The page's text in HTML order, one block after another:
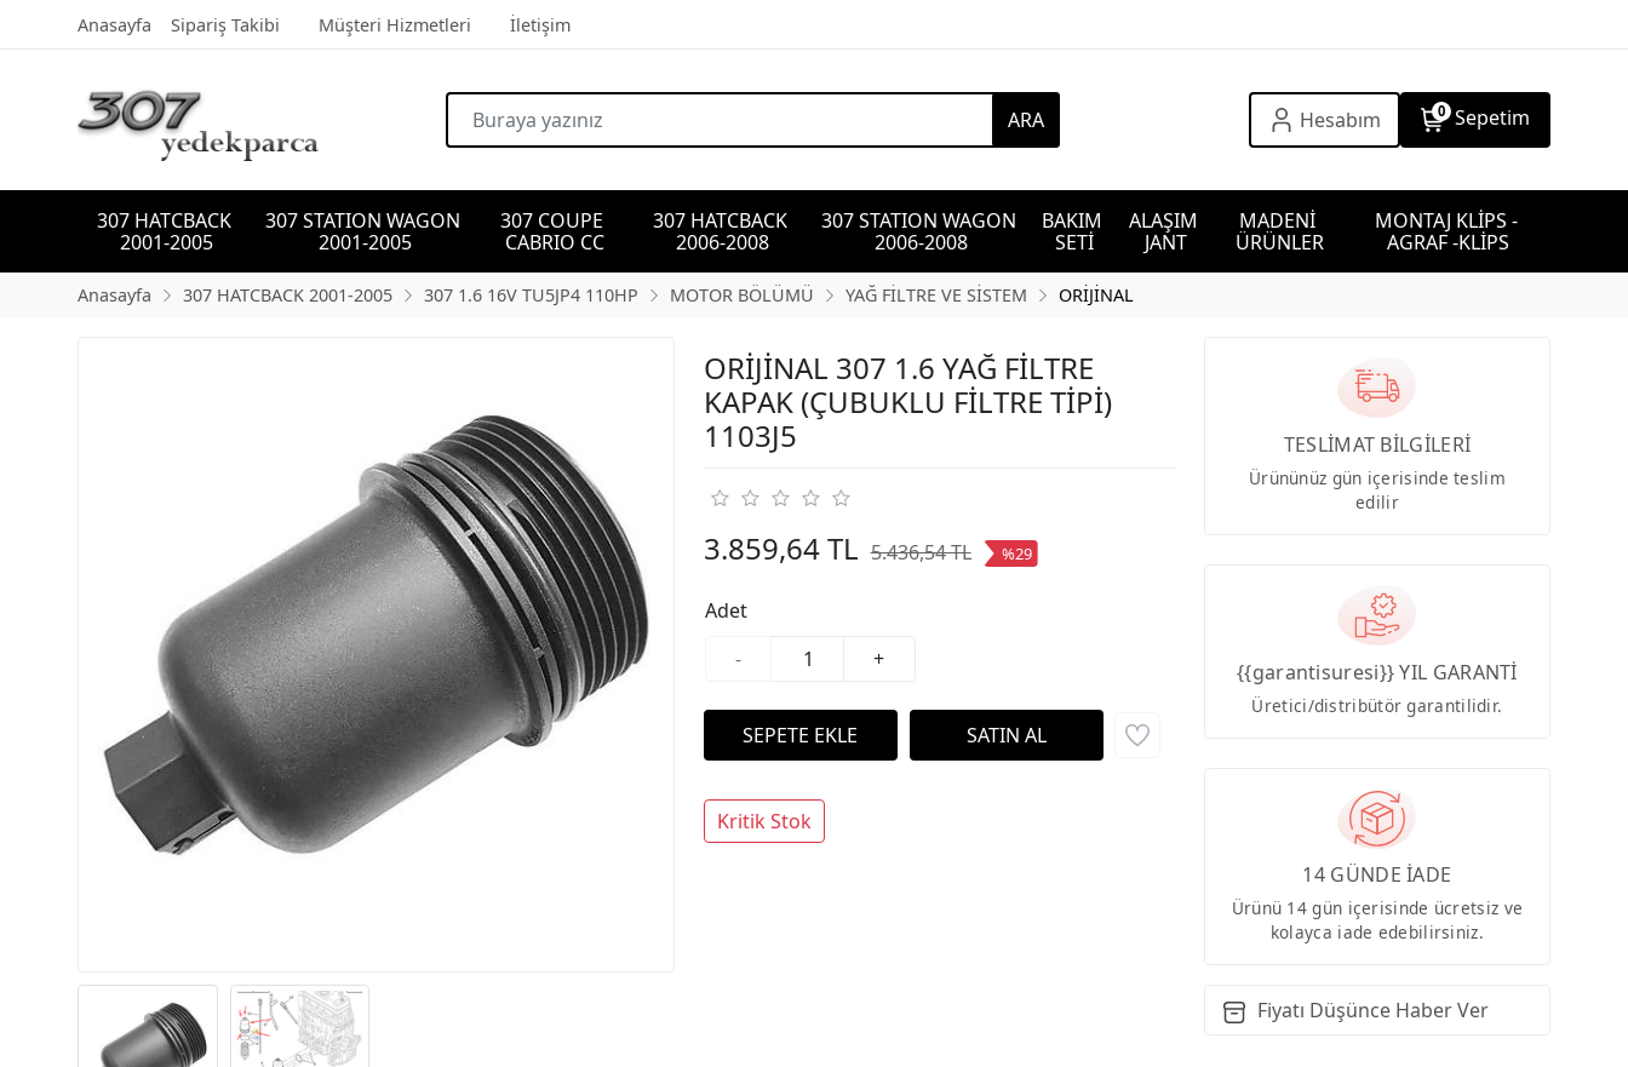
Anasayfa Sipariş Takibi Müşteri Hizmetleri İletişim
ARA Hesabım 0 Sepetim
307 HATCBACK
2001-2005
307 STATION WAGON
2001-2005
307 COUPE
CABRIO CC
307 HATCBACK
2006-2008
307 STATION WAGON
2006-2008
BAKIM
SETİ
ALAŞIM
JANT
MADENİ
ÜRÜNLER
MONTAJ KLİPS -
AGRAF -KLİPS
Anasayfa 307 HATCBACK 2001-2005 307 1.6 16V TU5JP4 110HP MOTOR BÖLÜMÜ YAĞ FİLTRE VE SİSTEM ORİJİNAL
ORİJİNAL 307 1.6 YAĞ FİLTRE
KAPAK (ÇUBUKLU FİLTRE TİPİ)
1103J5
3.859,64 TL 5.436,54 TL %29
Adet
-
+
Kritik Stok
TESLİMAT BİLGİLERİ
Ürününüz gün içerisinde teslim
edilir
{{garantisuresi}} YIL GARANTİ
Üretici/distribütör garantilidir.
14 GÜNDE İADE
Ürünü 14 gün içerisinde ücretsiz ve
kolayca iade edebilirsiniz.
Fiyatı Düşünce Haber Ver